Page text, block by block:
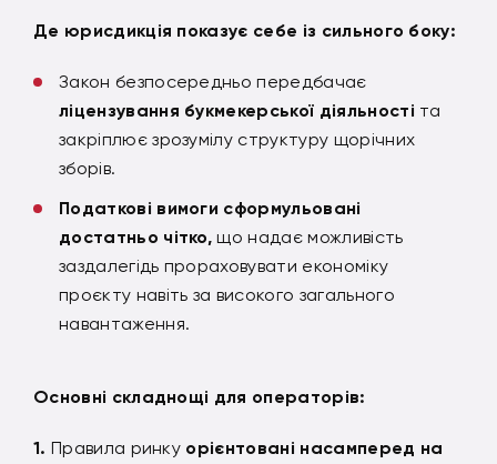
Де юрисдикція показує себе із сильного боку:
Закон безпосередньо передбачає
ліцензування букмекерської діяльності та
закріплює зрозумілу структуру щорічних
зборів.
Податкові вимоги сформульовані
достатньо чітко,що надає можливість
заздалегідь прораховувати економіку
проєкту навіть за високого загального
навантаження.
Основні складнощі для операторів:
Правила ринку орієнтовані насамперед на